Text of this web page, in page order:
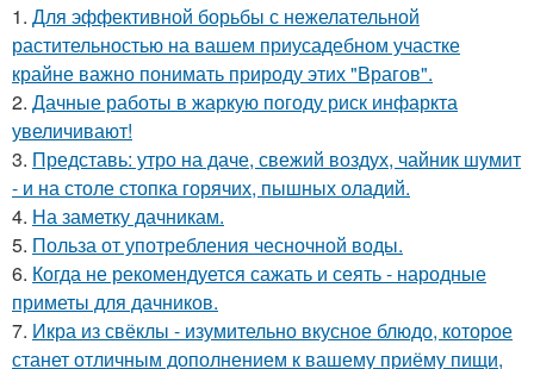
1. Для эффективной борьбы с нежелательной
растительностью на вашем приусадебном участке
крайне важно понимать природу этих "Врагов".
2. Дачные работы в жаркую погоду риск инфаркта
увеличивают!
3. Представь: утро на даче, свежий воздух, чайник шумит
- и на столе стопка горячих, пышных оладий.
4. На заметку дачникам.
5. Польза от употребления чесночной воды.
6. Когда не рекомендуется сажать и сеять - народные
приметы для дачников.
7. Икра из свёклы - изумительно вкусное блюдо, которое
станет отличным дополнением к вашему приёму пищи,